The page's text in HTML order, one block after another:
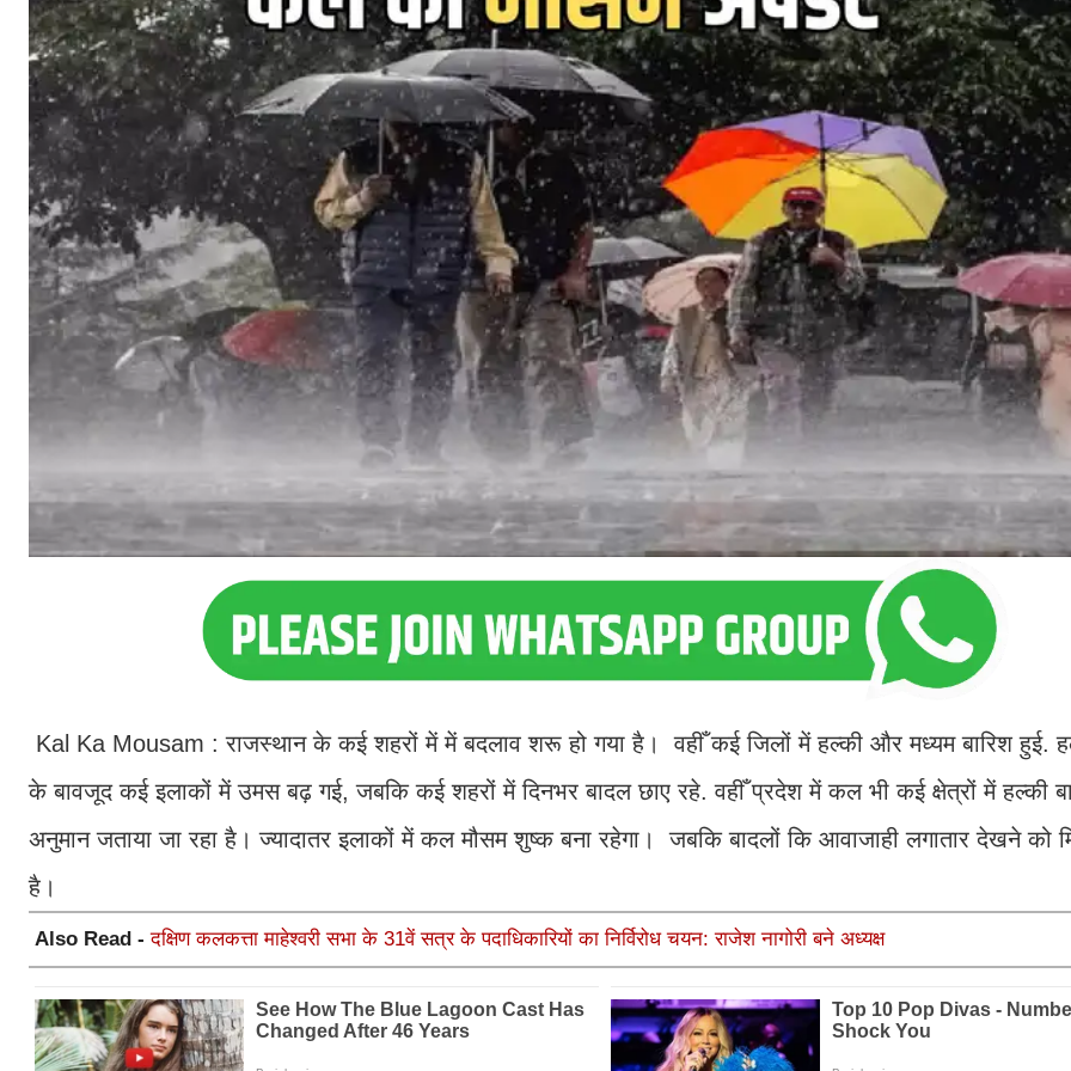
Kal Ka Mousam : राजस्थान के कई शहरों में में बदलाव शरू हो गया है। वहीँ कई जिलों में हल्की और मध्यम बारिश हुई.
के बावजूद कई इलाकों में उमस बढ़ गई, जबकि कई शहरों में दिनभर बादल छाए रहे. वहीँ प्रदेश में कल भी कई क्षेत्रों में हल्की
अनुमान जताया जा रहा है। ज्यादातर इलाकों में कल मौसम शुष्क बना रहेगा। जबकि बादलों कि आवाजाही लगातार देखने को
है।
Also Read -दक्षिण कलकत्ता माहेश्वरी सभा के 31वें सत्र के पदाधिकारियों का निर्विरोध चयन: राजेश नागोरी बने अध्यक्ष